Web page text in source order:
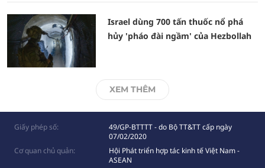
Israel dùng 700 tấn thuốc nổ phá
hủy 'pháo đài ngầm' của Hezbollah
XEM THÊM
Giấy phép số:
49/GP-BTTTT - do Bộ TT&TT cấp ngày
07/02/2020
Cơ quan chủ quản:
Hội Phát triển hợp tác kinh tế Việt Nam -
ASEAN